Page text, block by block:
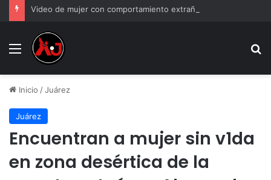
Menu
Inicio /Juárez
Juárez
Encuentran a mujer sin v1da
en zona desértica de la